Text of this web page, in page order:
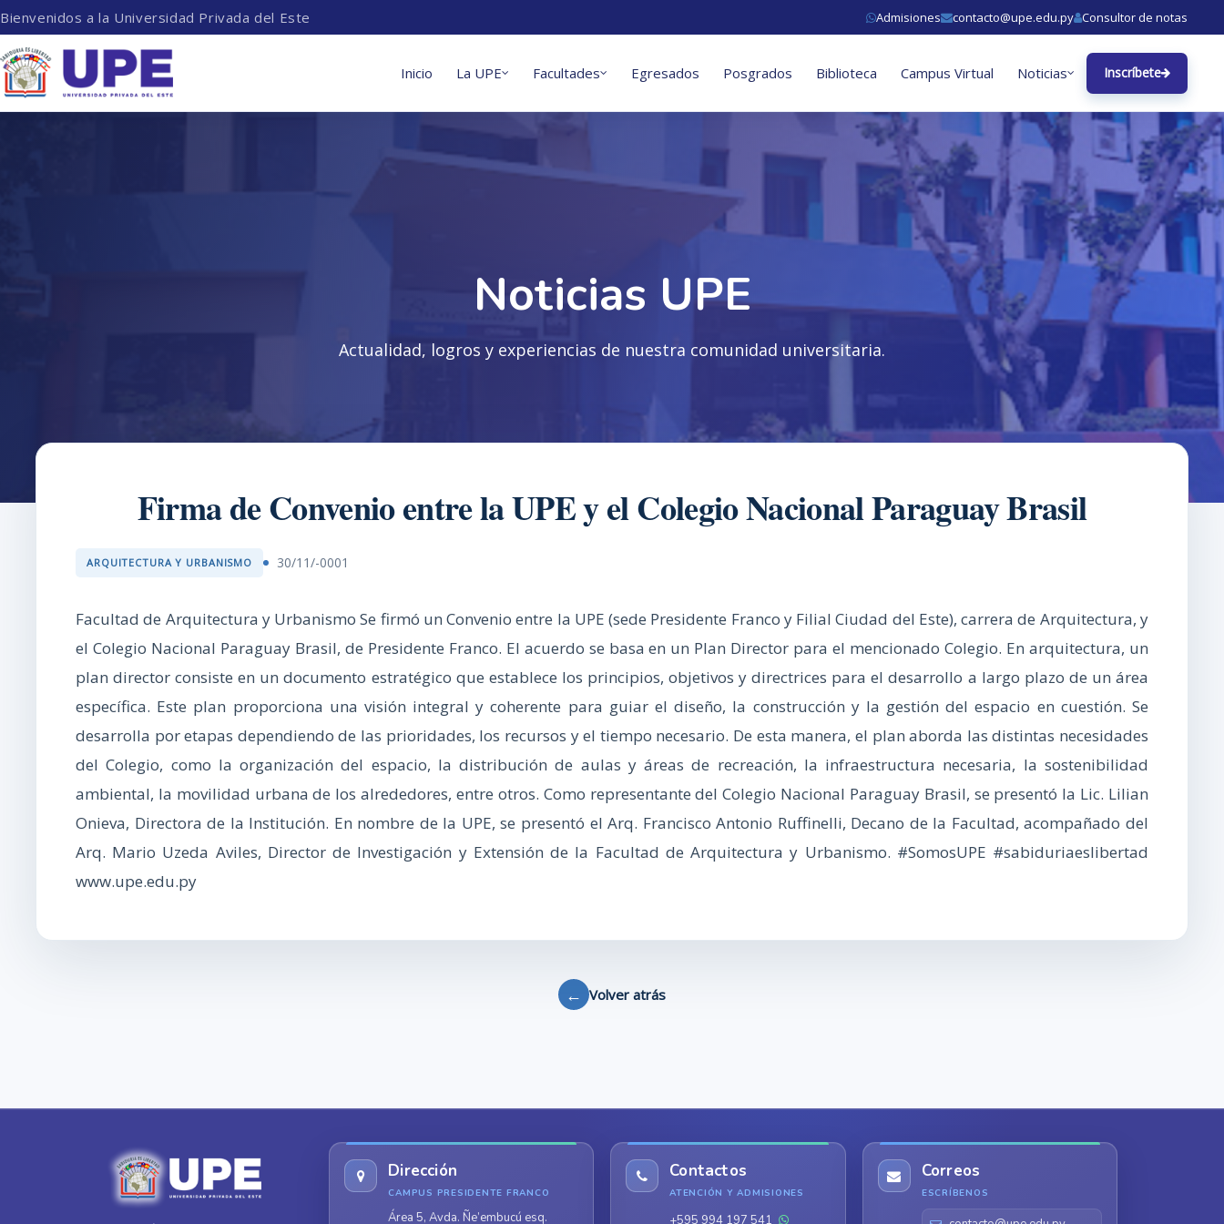
Bienvenidos a la Universidad Privada del Este Admisiones contacto@upe.edu.py Consultor de notas
Inicio La UPE Facultades Egresados Posgrados Biblioteca Campus Virtual Noticias Inscríbete
Noticias UPE
Actualidad, logros y experiencias de nuestra comunidad universitaria.
Firma de Convenio entre la UPE y el Colegio Nacional Paraguay Brasil
ARQUITECTURA Y URBANISMO 30/11/-0001
Facultad de Arquitectura y Urbanismo Se firmó un Convenio entre la UPE (sede Presidente Franco y Filial Ciudad del Este), carrera de Arquitectura, y
el Colegio Nacional Paraguay Brasil, de Presidente Franco. El acuerdo se basa en un Plan Director para el mencionado Colegio. En arquitectura, un
plan director consiste en un documento estratégico que establece los principios, objetivos y directrices para el desarrollo a largo plazo de un área
específica. Este plan proporciona una visión integral y coherente para guiar el diseño, la construcción y la gestión del espacio en cuestión. Se
desarrolla por etapas dependiendo de las prioridades, los recursos y el tiempo necesario. De esta manera, el plan aborda las distintas necesidades
del Colegio, como la organización del espacio, la distribución de aulas y áreas de recreación, la infraestructura necesaria, la sostenibilidad
ambiental, la movilidad urbana de los alrededores, entre otros. Como representante del Colegio Nacional Paraguay Brasil, se presentó la Lic. Lilian
Onieva, Directora de la Institución. En nombre de la UPE, se presentó el Arq. Francisco Antonio Ruffinelli, Decano de la Facultad, acompañado del
Arq. Mario Uzeda Aviles, Director de Investigación y Extensión de la Facultad de Arquitectura y Urbanismo. #SomosUPE #sabiduriaeslibertad
www.upe.edu.py
← Volver atrás
Dirección
CAMPUS PRESIDENTE FRANCO
Área 5, Avda. Ñe’embucú esq.
Contactos
ATENCIÓN Y ADMISIONES
+595 994 197 541
Correos
ESCRÍBENOS